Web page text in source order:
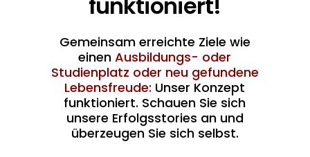
Gemeinsam erreichte Ziele wie
einenAusbildungs- oder
Studienplatz oder neu gefundene
Lebensfreude: Unser Konzept
funktioniert. Schauen Sie sich
unsere Erfolgsstories an und
überzeugen Sie sich selbst.